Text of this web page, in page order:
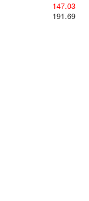
147.03
191.69